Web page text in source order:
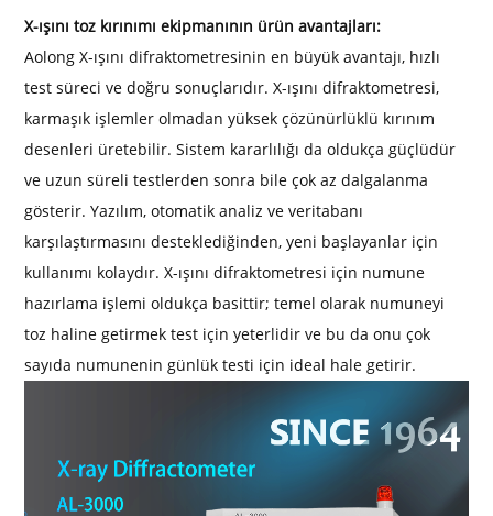
X-ışını toz kırınımı ekipmanının ürün avantajları:
Aolong X-ışını difraktometresinin en büyük avantajı, hızlı
test süreci ve doğru sonuçlarıdır. X-ışını difraktometresi,
karmaşık işlemler olmadan yüksek çözünürlüklü kırınım
desenleri üretebilir. Sistem kararlılığı da oldukça güçlüdür
ve uzun süreli testlerden sonra bile çok az dalgalanma
gösterir. Yazılım, otomatik analiz ve veritabanı
karşılaştırmasını desteklediğinden, yeni başlayanlar için
kullanımı kolaydır. X-ışını difraktometresi için numune
hazırlama işlemi oldukça basittir; temel olarak numuneyi
toz haline getirmek test için yeterlidir ve bu da onu çok
sayıda numunenin günlük testi için ideal hale getirir.